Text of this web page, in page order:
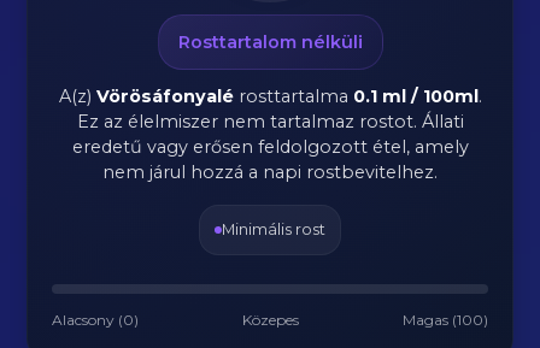
Rosttartalom nélküli
A(z) Vörösáfonyalérosttartalma 0.1 ml / 100ml.
Ez az élelmiszer nem tartalmaz rostot. Állati
eredetű vagy erősen feldolgozott étel, amely
nem járul hozzá a napi rostbevitelhez.
Minimális rost
Alacsony (0) Közepes Magas (100)